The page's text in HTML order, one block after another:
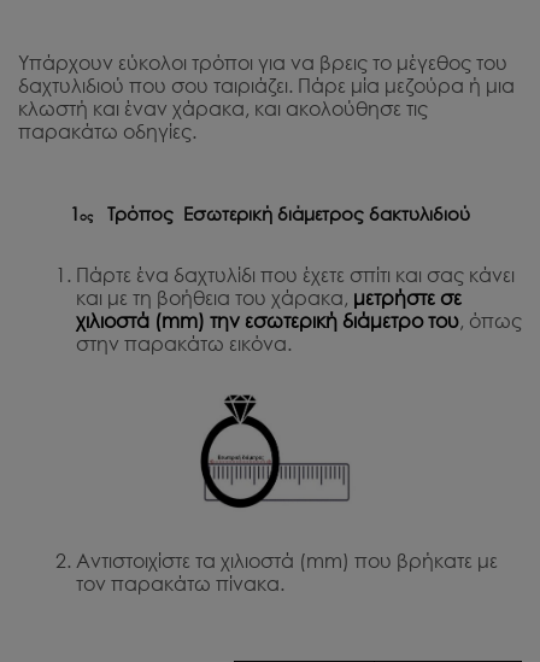
Υπάρχουν εύκολοι τρόποι για να βρεις το μέγεθος του
δαχτυλιδιού που σου ταιριάζει. Πάρε μία μεζούρα ή μια
κλωστή και έναν χάρακα, και ακολούθησε τις
παρακάτω οδηγίες.
1 ος Τρόπος Εσωτερική διάμετρος δακτυλιδιού
Πάρτε ένα δαχτυλίδι που έχετε σπίτι και σας κάνει
και με τη βοήθεια του χάρακα, μετρήστε σε
χιλιοστά (mm) την εσωτερική διάμετρο του, όπως
στην παρακάτω εικόνα.
Αντιστοιχίστε τα χιλιοστά (mm) που βρήκατε με
τον παρακάτω πίνακα.